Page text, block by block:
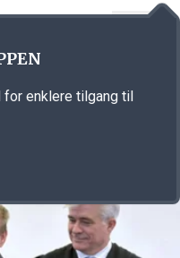
for enklere tilgang til